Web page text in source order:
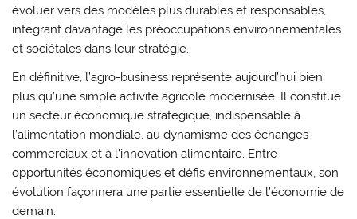
évoluer vers des modèles plus durables et responsables,
intégrant davantage les préoccupations environnementales
et sociétales dans leur stratégie.
En définitive, l’agro-business représente aujourd’hui bien
plus qu’une simple activité agricole modernisée. Il constitue
un secteur économique stratégique, indispensable à
l’alimentation mondiale, au dynamisme des échanges
commerciaux et à l’innovation alimentaire. Entre
opportunités économiques et défis environnementaux, son
évolution façonnera une partie essentielle de l’économie de
demain.